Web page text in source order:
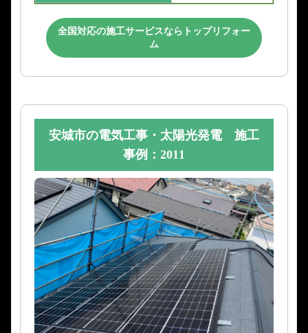
全国対応の施工サービスならトップリフォー
ム
安城市の電気工事・太陽光発電 施工
事例：2011